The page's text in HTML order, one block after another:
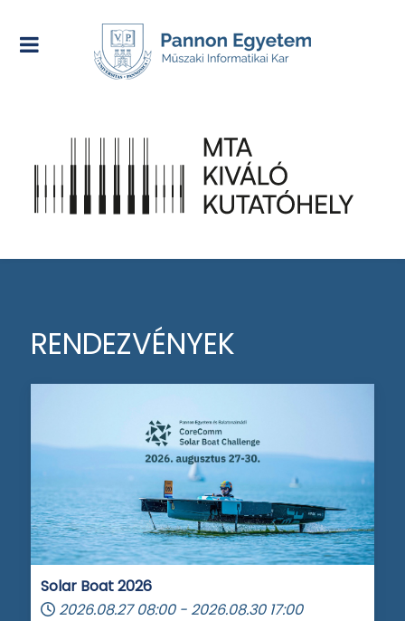
RENDEZVÉNYEK
Solar Boat 2026
2026.08.27 08:00 - 2026.08.30 17:00